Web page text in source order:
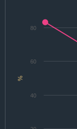
%
40
60
80